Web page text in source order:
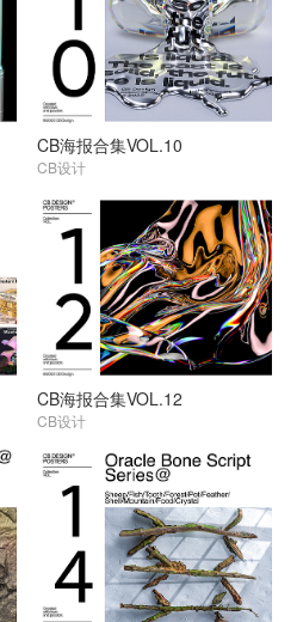
CB海报合集VOL.10
CB设计
CB海报合集VOL.12
CB设计